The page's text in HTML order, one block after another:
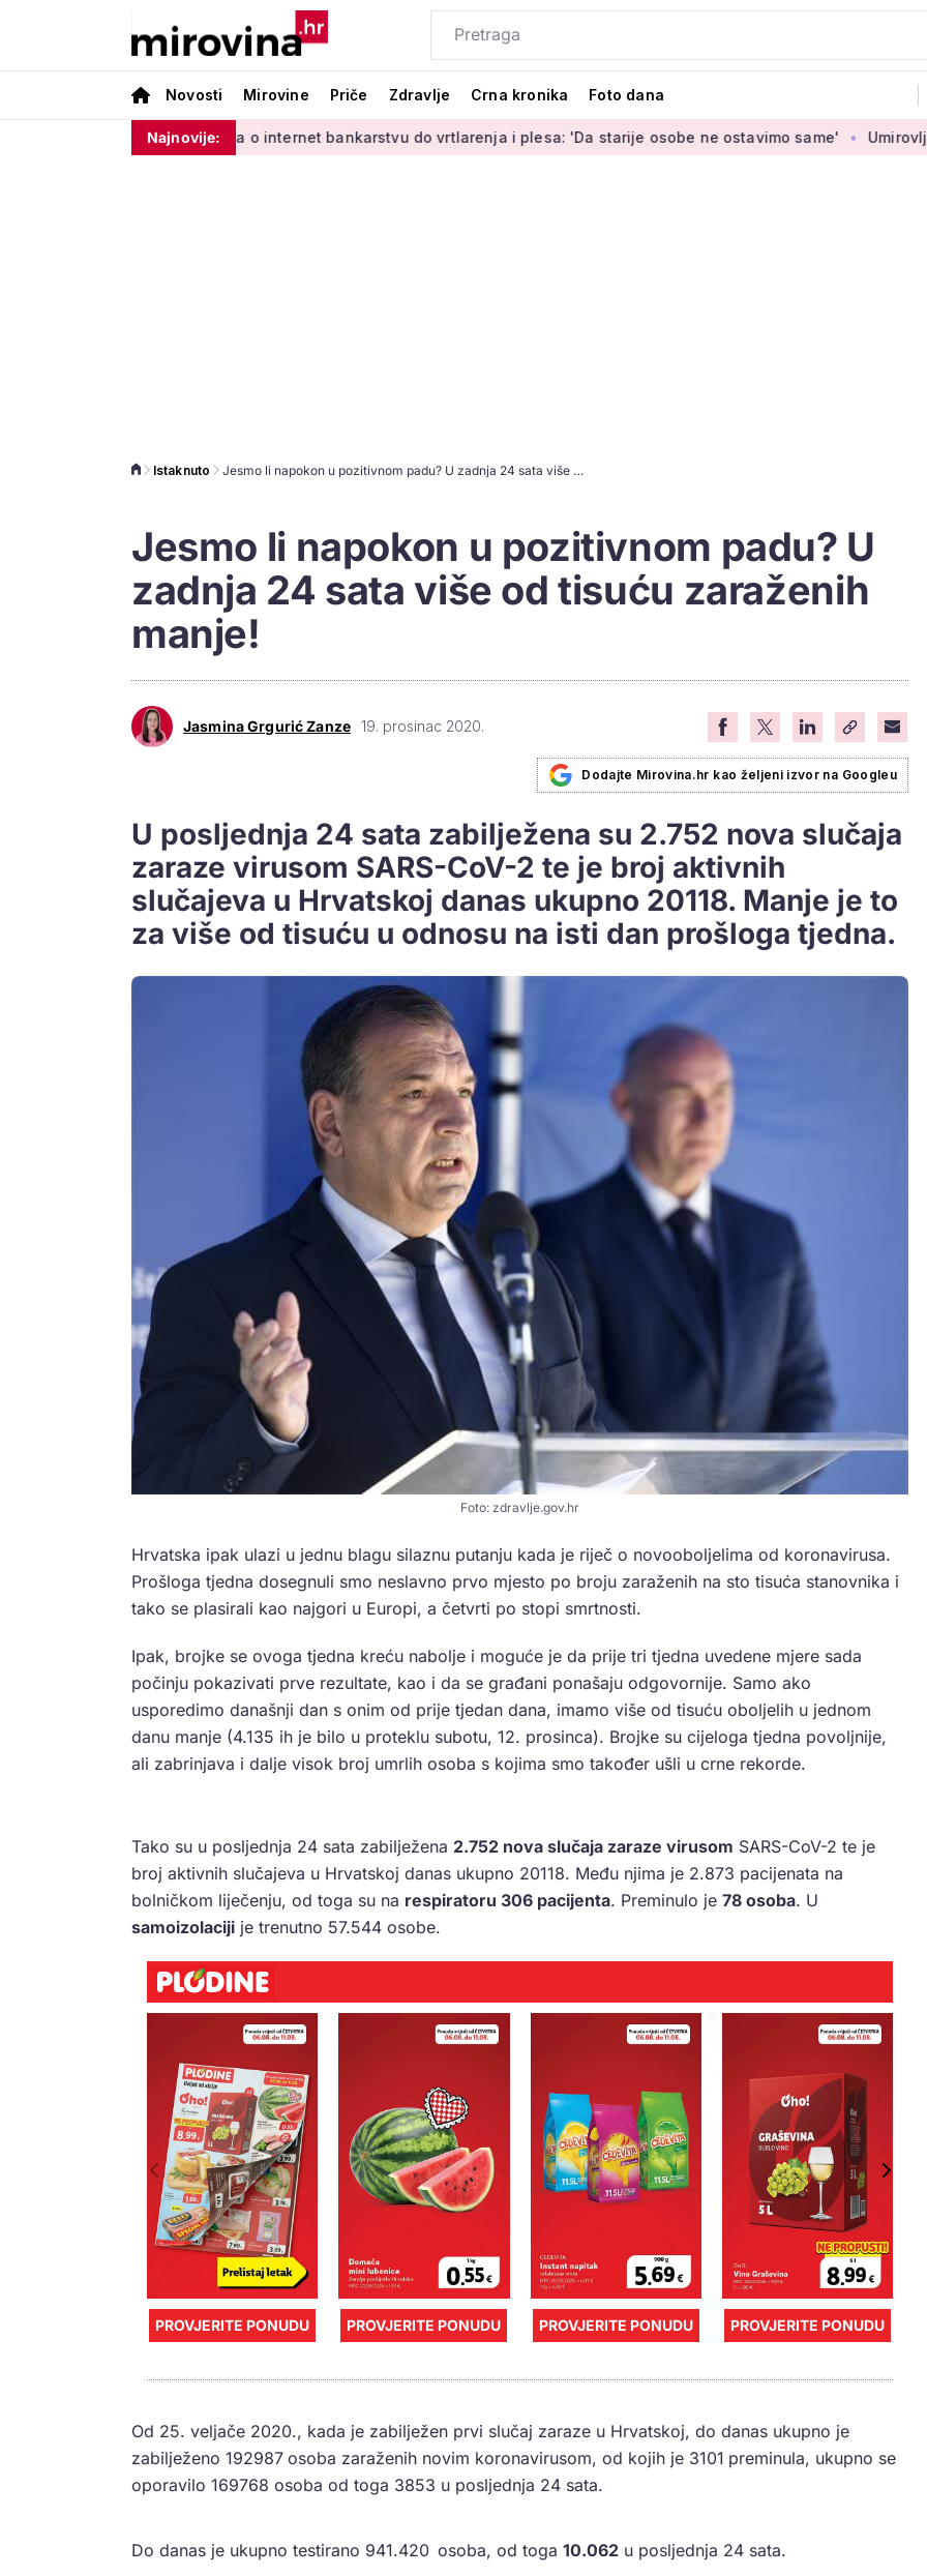
Novosti Mirovine Priče Zdravlje Crna kronika Foto dana
Najnovije:
Od učenja o internet bankarstvu do vrtlarenja i plesa: 'Da starije osobe ne ostavimo same' Umirovljenica
Istaknuto Jesmo li napokon u pozitivnom padu? U zadnja 24 sata više od tisuću zaraženih manje!
Jesmo li napokon u pozitivnom padu? U
zadnja 24 sata više od tisuću zaraženih
manje!
Jasmina Grgurić Zanze 19. prosinac 2020.
Dodajte Mirovina.hr kao željeni izvor na Googleu
U posljednja 24 sata zabilježena su 2.752 nova slučaja
zaraze virusom SARS-CoV-2 te je broj aktivnih
slučajeva u Hrvatskoj danas ukupno 20118. Manje je to
za više od tisuću u odnosu na isti dan prošloga tjedna.
Foto: zdravlje.gov.hr
Hrvatska ipak ulazi u jednu blagu silaznu putanju kada je riječ o novooboljelima od koronavirusa.
Prošloga tjedna dosegnuli smo neslavno prvo mjesto po broju zaraženih na sto tisuća stanovnika i
tako se plasirali kao najgori u Europi, a četvrti po stopi smrtnosti.
Ipak, brojke se ovoga tjedna kreću nabolje i moguće je da prije tri tjedna uvedene mjere sada
počinju pokazivati prve rezultate, kao i da se građani ponašaju odgovornije. Samo ako
usporedimo današnji dan s onim od prije tjedan dana, imamo više od tisuću oboljelih u jednom
danu manje (4.135 ih je bilo u proteklu subotu, 12. prosinca). Brojke su cijeloga tjedna povoljnije,
ali zabrinjava i dalje visok broj umrlih osoba s kojima smo također ušli u crne rekorde.
Tako su u posljednja 24 sata zabilježena 2.752 nova slučaja zaraze virusom SARS-CoV-2 te je
broj aktivnih slučajeva u Hrvatskoj danas ukupno 20118. Među njima je 2.873 pacijenata na
bolničkom liječenju, od toga su na respiratoru 306 pacijenta. Preminulo je 78 osoba. U
samoizolaciji je trenutno 57.544 osobe.
PROVJERITE PONUDU PROVJERITE PONUDU PROVJERITE PONUDU PROVJERITE PONUDU
Od 25. veljače 2020., kada je zabilježen prvi slučaj zaraze u Hrvatskoj, do danas ukupno je
zabilježeno 192987 osoba zaraženih novim koronavirusom, od kojih je 3101 preminula, ukupno se
oporavilo 169768 osoba od toga 3853 u posljednja 24 sata.
Do danas je ukupno testirano 941.420 osoba, od toga 10.062 u posljednja 24 sata.